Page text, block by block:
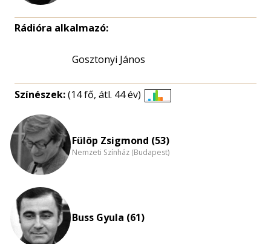
Rádióra alkalmazó:
Gosztonyi János
Színészek:(14 fő, átl. 44 év)
nagyítása
Fülöp Zsigmond (53)
Nemzeti Színház (Budapest)
Buss Gyula (61)